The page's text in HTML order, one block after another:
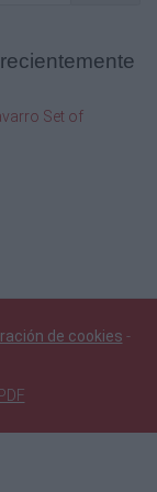
Set of
de cookies -